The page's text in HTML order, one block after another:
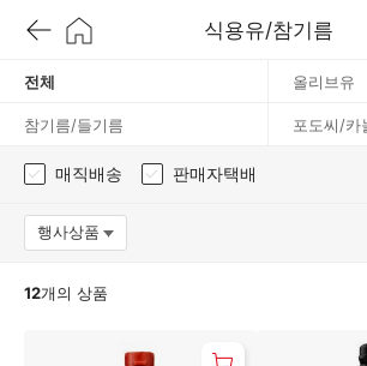
식용유/참기름
/
전체 올리브유
참기름/들기름 포도씨/카
매직배송 판매자택배
행사상품옵션팝업 열기
12개의 상품